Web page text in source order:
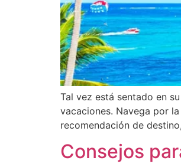
Tal vez está sentado en
vacaciones. Navega por
recomendación de
Consejos